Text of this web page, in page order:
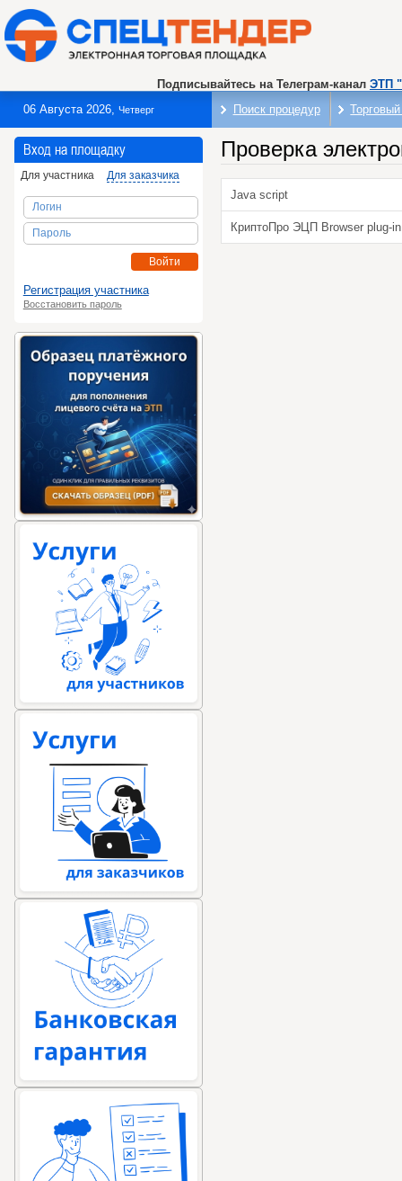
Подписывайтесь на Телеграм-канал ЭТП
06 Августа 2026, Четверг Поиск процедур
Вход на площадку
Для участника Для заказчика
Логин
Пароль
Войти
Регистрация участника
Восстановить пароль
Проверка
Java script
КриптоПро ЭЦП Browser plug-in